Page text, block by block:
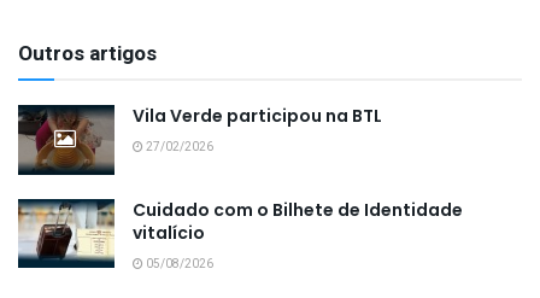
Outros artigos
Vila Verde participou na BTL
27/02/2026
Cuidado com o Bilhete de Identidade
vitalício
05/08/2026